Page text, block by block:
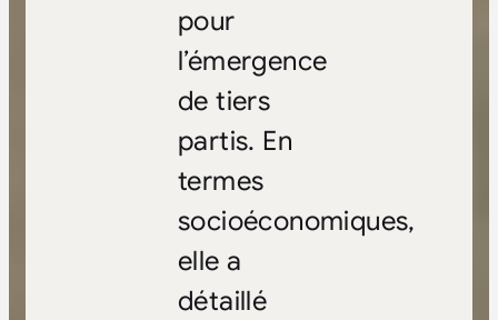
pour
l’émergence
de tiers
partis. En
termes
socioéconomiques,
elle a
détaillé